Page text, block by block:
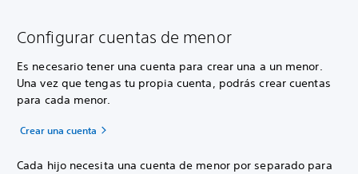
Configurar cuentas de menor
Es necesario tener una cuenta para crear una a un menor.
Una vez que tengas tu propia cuenta, podrás crear cuentas
para cada menor.
Crear una cuenta
Cada hijo necesita una cuenta de menor por separado para